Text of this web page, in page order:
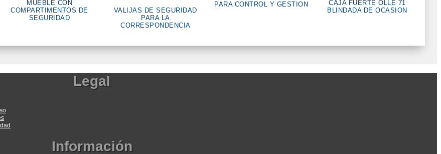
MUEBLE CON
COMPARTIMENTOS DE
SEGURIDAD
VALIJAS DE SEGURIDAD
PARA LA
CORRESPONDENCIA
PARA CONTROL Y GESTION
CAJA FUERTE OLLE 71
BLINDADA DE OCASION
Legal
Información